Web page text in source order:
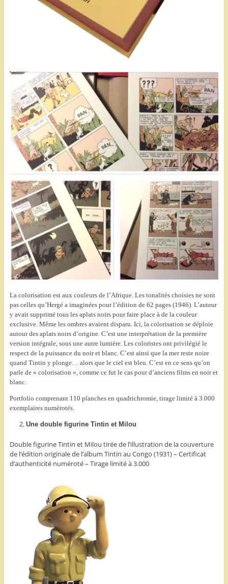
La colorisation est aux couleurs de l’Afrique. Les tonalités choisies ne sont
pas celles qu’Hergé a imaginées pour l’édition de 62 pages (1946). L’auteur
y avait supprimé tous les aplats noirs pour faire place à de la couleur
exclusive. Même les ombres avaient disparu. Ici, la colorisation se déploie
autour des aplats noirs d’origine. C’est une interprétation de la première
version intégrale, sous une autre lumière. Les coloristes ont privilégié le
respect de la puissance du noir et blanc. C’est ainsi que la mer reste noire
quand Tintin y plonge… alors que le ciel est bleu. C’est en ce sens qu’on
parle de « colorisation », comme ce fut le cas pour d’anciens films en noir et
blanc.
Portfolio comprenant 110 planches en quadrichromie, tirage limité à 3.000
exemplaires numérotés.
Une double figurine Tintin et Milou
Double figurine Tintin et Milou tirée de l’illustration de la couverture
de l’édition originale de l’album Tintin au Congo (1931) – Certificat
d’authenticité numéroté – Tirage limité à 3.000